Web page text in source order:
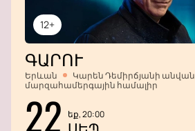
12+
ԳԱՐՈՒ
Երևան
Կարեն Դեմիրճյանի անվան
մարզահամերգային համալիր
22 եք, 20:00